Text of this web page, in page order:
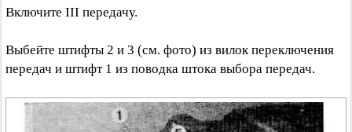
Включите III передачу.
Выбейте штифты 2 и 3 (см. фото) из вилок переключения
передач и штифт 1 из поводка штока выбора передач.